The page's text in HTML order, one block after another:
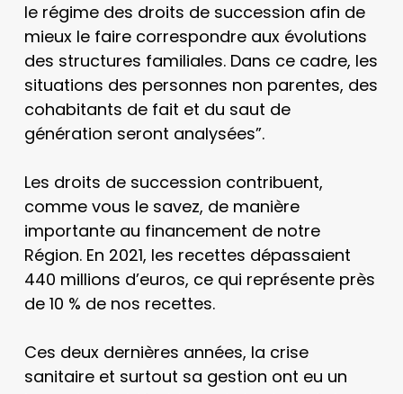
le régime des droits de succession afin de
mieux le faire correspondre aux évolutions
des structures familiales. Dans ce cadre, les
situations des personnes non parentes, des
cohabitants de fait et du saut de
génération seront analysées”.
Les droits de succession contribuent,
comme vous le savez, de manière
importante au financement de notre
Région. En 2021, les recettes dépassaient
440 millions d’euros, ce qui représente près
de 10 % de nos recettes.
Ces deux dernières années, la crise
sanitaire et surtout sa gestion ont eu un